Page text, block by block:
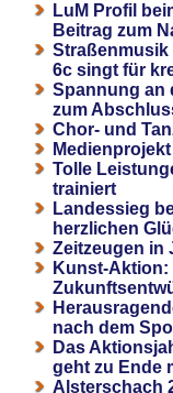
LuM Profil
Beitrag zum
Straßenmusik
6c singt für
Spannung an
zum
Chor- und
Tolle
trainiert
Landessieg
herzlichen
Zeitzeugen in
Kunst-Aktion:
nach dem
Das
geht zu Ende
Alsterschach